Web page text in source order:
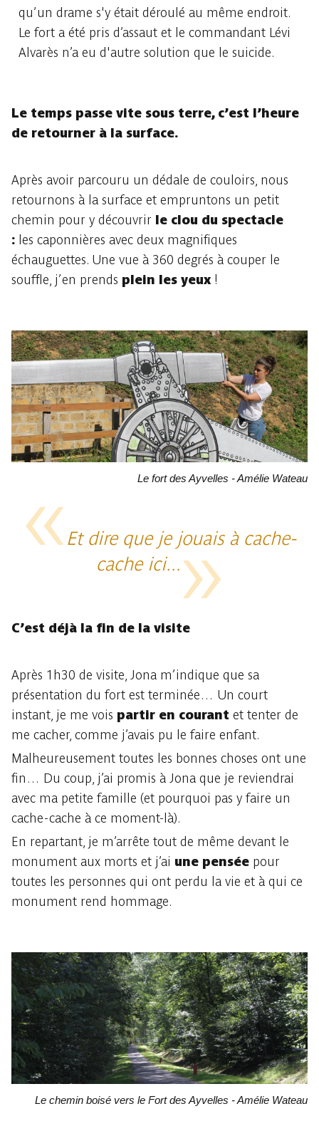
qu’un drame s'y était déroulé au même endroit.
Le fort a été pris d’assaut et le commandant Lévi
Alvarès n’a eu d'autre solution que le suicide.
Le temps passe vite sous terre, c’est l’heure
de retourner à la surface.
Après avoir parcouru un dédale de couloirs, nous
retournons à la surface et empruntons un petit
chemin pour y découvrir le clou du spectacle
: les caponnières avec deux magnifiques
échauguettes. Une vue à 360 degrés à couper le
souffle, j’en prends plein les yeux !
Le fort des Ayvelles - Amélie Wateau
Et dire que je jouais à cache-
cache ici...
C’est déjà la fin de la visite
Après 1h30 de visite, Jona m’indique que sa
présentation du fort est terminée… Un court
instant, je me vois partir en courant et tenter de
me cacher, comme j’avais pu le faire enfant.
Malheureusement toutes les bonnes choses ont une
fin… Du coup, j’ai promis à Jona que je reviendrai
avec ma petite famille (et pourquoi pas y faire un
cache-cache à ce moment-là).
En repartant, je m’arrête tout de même devant le
monument aux morts et j’ai une pensée pour
toutes les personnes qui ont perdu la vie et à qui ce
monument rend hommage.
Le chemin boisé vers le Fort des Ayvelles - Amélie Wateau